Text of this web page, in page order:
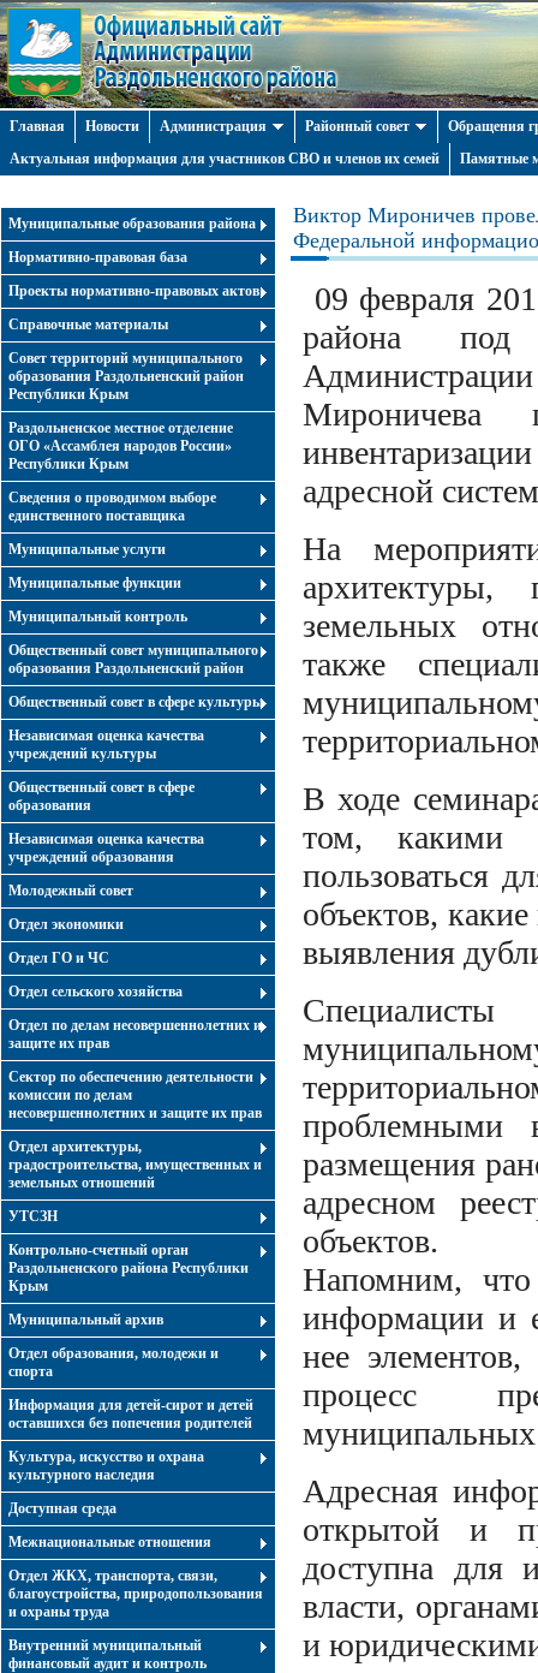
Главная Новости Администрация Районный совет
Обращения
Актуальная информация для участников СВО и членов их семей
Памятные
Муниципальные образования района
Нормативно-правовая база
Проекты нормативно-правовых актов
Справочные материалы
Совет территорий муниципального
образования Раздольненский район
Республики Крым
Раздольненское местное отделение
ОГО «Ассамблея народов России»
Республики Крым
Cведения о проводимом выборе
единственного поставщика
Муниципальные услуги
Муниципальные функции
Муниципальный контроль
Общественный совет муниципального
образования Раздольненский район
Общественный совет в сфере культуры
Независимая оценка качества
учреждений культуры
Общественный совет в сфере
образования
Независимая оценка качества
учреждений образования
Молодежный совет
Отдел экономики
Отдел ГО и ЧС
Отдел сельского хозяйства
Отдел по делам несовершеннолетних и
защите их прав
Сектор по обеспечению деятельности
комиссии по делам
несовершеннолетних и защите их прав
Отдел архитектуры,
градостроительства, имущественных и
земельных отношений
УТСЗН
Контрольно-счетный орган
Раздольненского района Республики
Крым
Муниципальный архив
Отдел образования, молодежи и
спорта
Информация для детей-сирот и детей
оставшихся без попечения родителей
Культура, искусство и охрана
культурного наследия
Доступная среда
Межнациональные отношения
Отдел ЖКХ, транспорта, связи,
благоустройства, природопользования
и охраны труда
Внутренний муниципальный
финансовый аудит и контроль
Виктор Мироничев
Федеральной
09 февраля
района под
Мироничева
адресной
На
архитектуры,
земельных
также
В ходе
том, какими
пользоваться
объектов,
выявления
проблемными
размещения
адресном
объектов.
Напомним,
информации и
нее
процесс
муниципальных
Адресная
открытой и
доступна для
власти,
и